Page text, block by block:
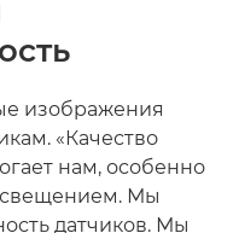
изображения
«Качество
нам, особенно
Мы
датчиков. Мы